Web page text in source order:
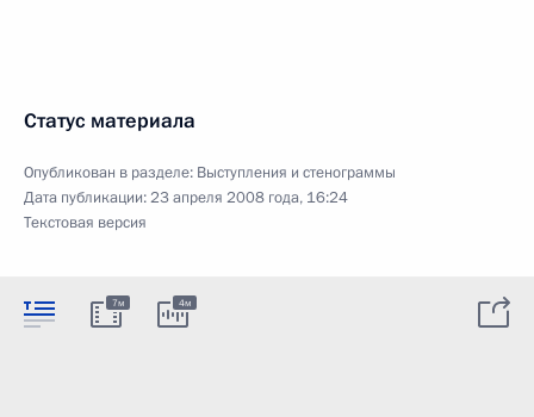
Статус материала
Опубликован в разделе: Выступления и стенограммы
Дата публикации:23 апреля 2008 года, 16:24
Текстовая версия
7м 4м